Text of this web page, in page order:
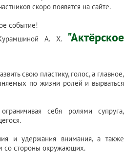
скоро появятся на сайте.
событие!
А. Х.
"Актёрское
свою пластику, голос, а главное,
по жизни ролей и вырваться
себя ролями супруга,
и удержания внимания, а также
со стороны окружающих.